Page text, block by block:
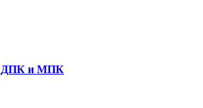
ДПК и МПК